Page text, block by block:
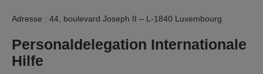
Adresse : 44, boulevard Joseph II – L-1840 Luxembourg
Personaldelegation Internationale
Hilfe